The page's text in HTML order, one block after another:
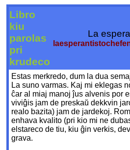
Libro
kiu
parolas
pri
krudeco
La
Estas merkredo, dum la dua
La suno varmas. Kaj mi eklegas
ĉar al miaj manoj ĵus alvenis por
viviĝis jam de preskaŭ dekkvin
realo bazita) jam de jardekoj.
enhava kvalito (pri kio mi ne
elstareco de tiu, kiu ĝin verkis,
grava.